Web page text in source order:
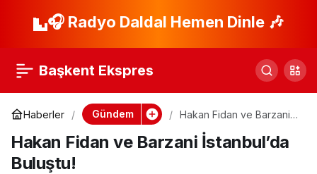
🎧 Radyo Daldal Hemen Dinle 🎶
Başkent Ekspres
Haberler Gündem
Hakan Fidan ve Barzani
Hakan Fidan ve Barzani İstanbul’da
Buluştu!
Afyonkarahisar’da
Yaralı
Paylaş